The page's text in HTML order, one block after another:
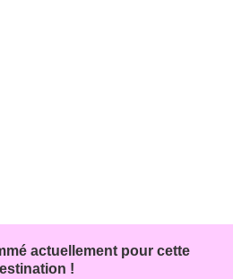
actuellement pour cette
!